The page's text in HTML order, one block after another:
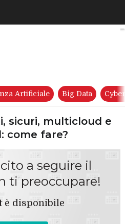
IT aperti, sicuri,
Artificiale Big Data
sicuri, multicloud e
come fare?
a seguire il
ti preoccupare!
è disponibile